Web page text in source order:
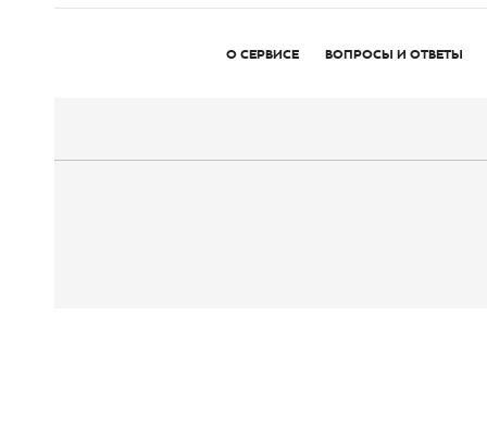
О СЕРВИСЕ ВОПРОСЫ И ОТВЕТЫ